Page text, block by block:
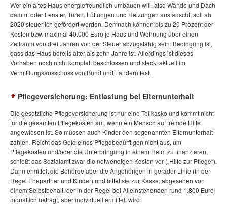
Wer ein altes Haus energiefreundlich umbauen will, also Wände und Dach
dämmt oder Fenster, Türen, Lüftungen und Heizungen austauscht, soll ab
2020 steuerlich gefördert werden. Demnach können bis zu 20 Prozent der
Kosten bzw. maximal 40.000 Euro je Haus und Wohnung über einen
Zeitraum von drei Jahren von der Steuer abzugsfähig sein. Bedingung ist,
dass das Haus bereits älter als zehn Jahre ist. Allerdings ist dieses
Vorhaben noch nicht komplett beschlossen und steckt aktuell im
Vermittlungsausschuss von Bund und Ländern fest.
Pflegeversicherung: Entlastung bei Elternunterhalt
Die gesetzliche Pflegeversicherung ist nur eine Teilkasko und kommt nicht
für die gesamten Pflegekosten auf, wenn ein Mensch auf fremde Hilfe
angewiesen ist. So müssen auch Kinder den sogenannten Elternunterhalt
zahlen. Reicht das Geld eines Pflegebedürftigen nicht aus, um
Pflegekosten und/oder die Unterbringung in einem Heim zu finanzieren,
schießt das Sozialamt zwar die notwendigen Kosten vor („Hilfe zur Pflege“).
Dann ermittelt die Behörde aber die Angehörigen in gerader Linie (in der
Regel Ehepartner und Kinder) und bittet sie zur Kasse: abgesehen von
einem Selbstbehalt, der in der Regel bei Alleinstehenden rund 1.800 Euro
monatlich beträgt, aber individuell ermittelt wird.